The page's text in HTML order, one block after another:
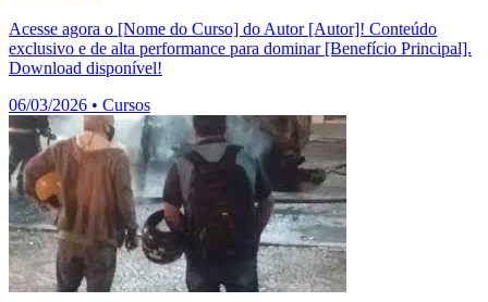
Acesse agora o [Nome do Curso] do Autor [Autor]! Conteúdo
exclusivo e de alta performance para dominar [Benefício Principal].
Download disponível!
06/03/2026 • Cursos